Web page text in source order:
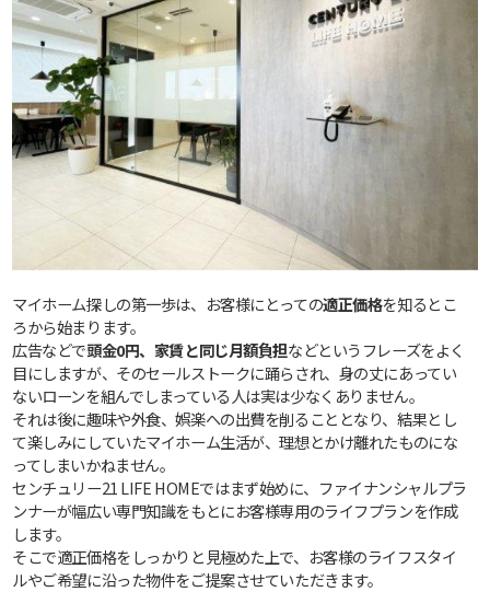
マイホーム探しの第一歩は、お客様にとっての適正価格を知るとこ
ろから始まります。
広告などで頭金0円、家賃と同じ月額負担などというフレーズをよく
目にしますが、そのセールストークに踊らされ、身の丈にあってい
ないローンを組んでしまっている人は実は少なくありません。
それは後に趣味や外食、娯楽への出費を削ることとなり、結果とし
て楽しみにしていたマイホーム生活が、理想とかけ離れたものにな
ってしまいかねません。
センチュリー21 LIFE HOMEではまず始めに、ファイナンシャルプラ
ンナーが幅広い専門知識をもとにお客様専用のライフプランを作成
します。
そこで適正価格をしっかりと見極めた上で、お客様のライフスタイ
ルやご希望に沿った物件をご提案させていただきます。